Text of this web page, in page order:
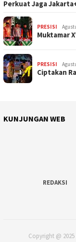
Perkuat Jaga
PRESISI
Muktamar
PRESISI
Ciptakan
KUNJUNGAN WEB
REDAKSI
Copyright @